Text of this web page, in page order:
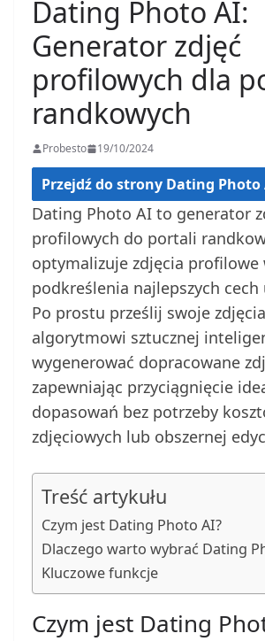
Dating Photo AI:
Generator zdjęć
profilowych dla
randkowych
Probesto 19/10/2024
Przejdź do strony Dating Photo
Dating Photo AI to generator
profilowych do portali
optymalizuje zdjęcia profilowe
podkreślenia najlepszych
Po prostu prześlij swoje
algorytmowi sztucznej
wygenerować dopracowane
zapewniając przyciągnięcie
dopasowań bez potrzeby
zdjęciowych lub obszernej
Treść artykułu
Czym jest Dating Photo AI?
Dlaczego warto wybrać Dating
Kluczowe funkcje
Czym jest Dating